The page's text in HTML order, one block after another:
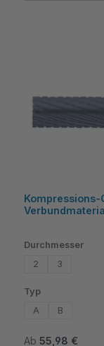
Durchmesser
2
3
Typauswählen
A
B
Regulärer Preis:
Ab 55,98 €